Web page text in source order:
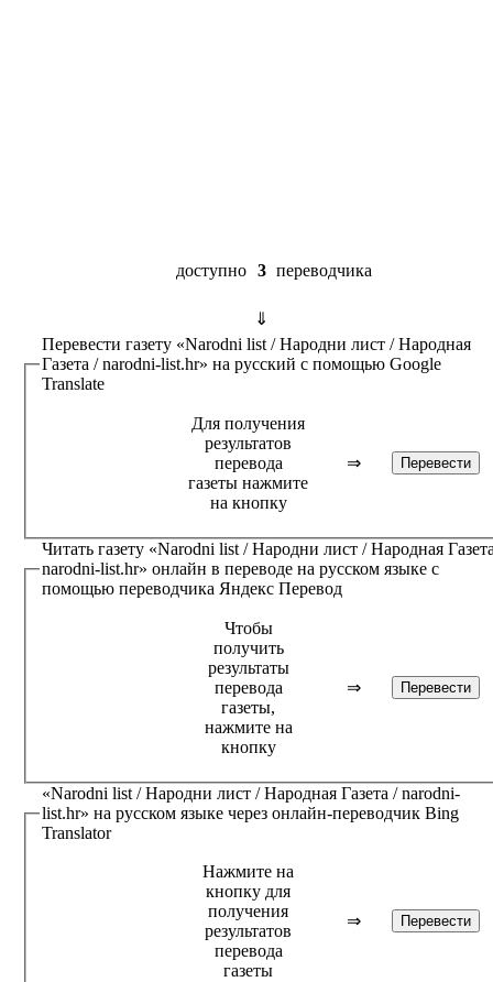
доступно 3 переводчика
⇓
Перевести газету «Narodni list / Народни лист / Народная
Газета / narodni-list.hr» на русский с помощью Google
Translate
Для получения
результатов
перевода
газеты нажмите
на кнопку
⇒
Читать газету «Narodni list / Народни лист / Народная
narodni-list.hr» онлайн в переводе на русском языке с
помощью переводчика Яндекс Перевод
Чтобы
получить
результаты
перевода
газеты,
нажмите на
кнопку
⇒
«Narodni list / Народни лист / Народная Газета / narodni-
list.hr» на русском языке через онлайн-переводчик Bing
Translator
Нажмите на
кнопку для
получения
результатов
перевода
газеты
⇒